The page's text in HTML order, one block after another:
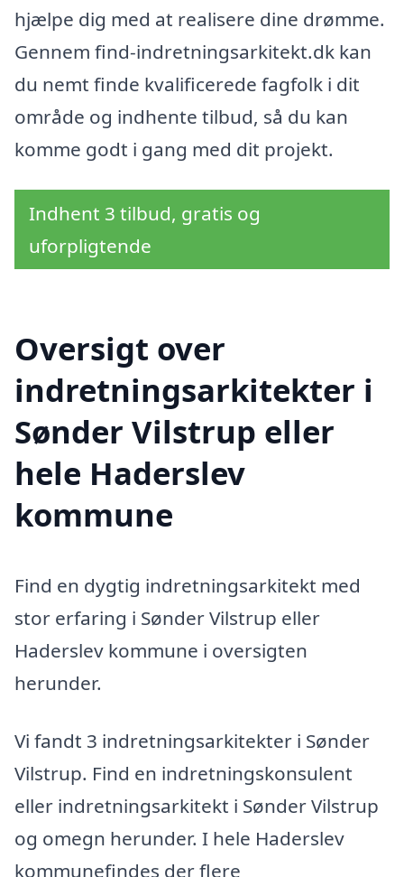
hjælpe dig med at realisere dine drømme.
Gennem find-indretningsarkitekt.dk kan
du nemt finde kvalificerede fagfolk i dit
område og indhente tilbud, så du kan
komme godt i gang med dit projekt.
Indhent 3 tilbud, gratis og
uforpligtende
Oversigt over
indretningsarkitekter i
Sønder Vilstrup eller
hele Haderslev
kommune
Find en dygtig indretningsarkitekt med
stor erfaring i Sønder Vilstrup eller
Haderslev kommune i oversigten
herunder.
Vi fandt 3 indretningsarkitekter i Sønder
Vilstrup. Find en indretningskonsulent
eller indretningsarkitekt i Sønder Vilstrup
og omegn herunder. I hele Haderslev
kommunefindes der flere